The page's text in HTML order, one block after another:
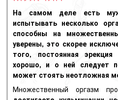
На самом деле есть
испытывать несколько
способны на
уверены, это скорее
того, постоянная
хорошо, и о ней следует
может стоять неотложная
Множественный оргазм